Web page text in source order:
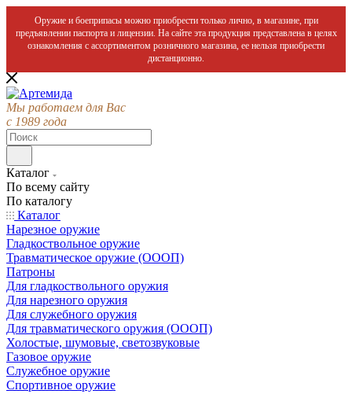
Оружие и боеприпасы можно приобрести только лично, в магазине, при
предъявлении паспорта и лицензии. На сайте эта продукция представлена в целях
ознакомления с ассортиментом розничного магазина, ее нельзя приобрести
дистанционно.
Мы работаем для Вас
с 1989 года
Каталог
По всему сайту
По каталогу
Каталог
Нарезное оружие
Гладкоствольное оружие
Травматическое оружие (ОООП)
Патроны
Для гладкоствольного оружия
Для нарезного оружия
Для служебного оружия
Для травматического оружия (ОООП)
Холостые, шумовые, светозвуковые
Газовое оружие
Служебное оружие
Спортивное оружие